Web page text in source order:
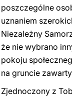
poszczególne
uznaniem
Niezależny
że nie wybrano
pokoju
na gruncie
Zjednoczony z